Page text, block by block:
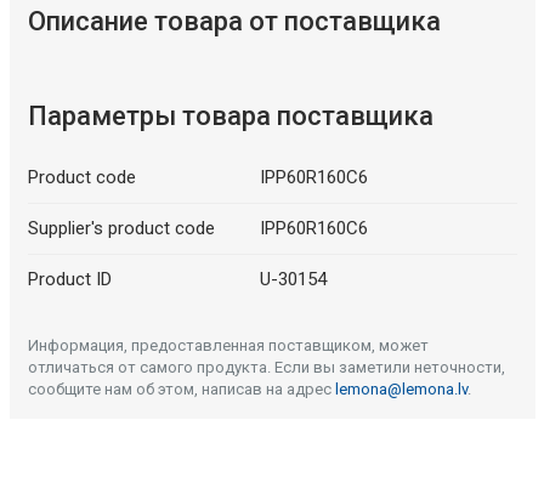
Описание товара от поставщика
Параметры товара поставщика
Product code IPP60R160C6
Supplier's product code IPP60R160C6
Product ID U-30154
Информация, предоставленная поставщиком, может
отличаться от самого продукта. Если вы заметили неточности,
сообщите нам об этом, написав на адрес lemona@lemona.lv.